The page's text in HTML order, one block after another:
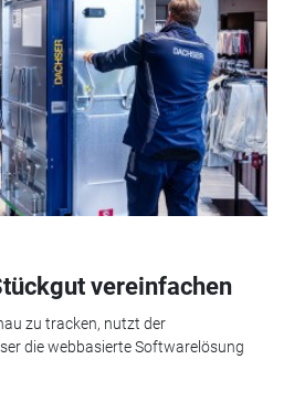
vereinfachen
zu tracken, nutzt der
die webbasierte Softwarelösung